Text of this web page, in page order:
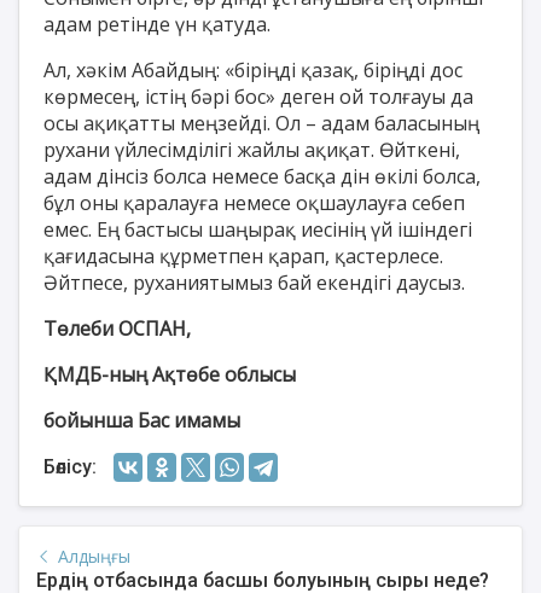
адам ретінде үн қатуда.
Ал, хәкім Абайдың: «біріңді қазақ, біріңді дос
көрмесең, істің бәрі бос» деген ой толғауы да
осы ақиқатты меңзейді. Ол – адам баласының
рухани үйлесімділігі жайлы ақиқат. Өйткені,
адам дінсіз болса немесе басқа дін өкілі болса,
бұл оны қаралауға немесе оқшаулауға себеп
емес. Ең бастысы шаңырақ иесінің үй ішіндегі
қағидасына құрметпен қарап, қастерлесе.
Әйтпесе, руханиятымыз бай екендігі даусыз.
Төлеби ОСПАН,
ҚМДБ-ның Ақтөбе облысы
бойынша Бас имамы
Бөлісу:
Алдыңғы
Ердің отбасында басшы болуының сыры неде?